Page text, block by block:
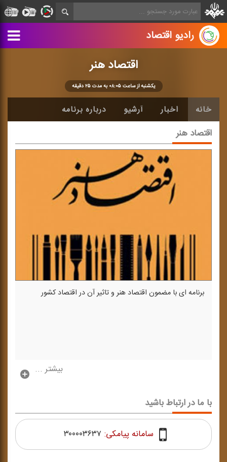
رادیو اقتصاد
اقتصاد هنر
یكشنبه از ساعت ۰۸:۰۵ به مدت ۲۵ دقیقه
خانه اخبار آرشیو درباره برنامه
اقتصاد هنر
برنامه ای با مضمون اقتصاد هنر و تاثیر آن در اقتصاد كشور
بیشتر ...
با ما در ارتباط باشید
سامانه پیامکی: ۳۰۰۰۰۳۶۳۷